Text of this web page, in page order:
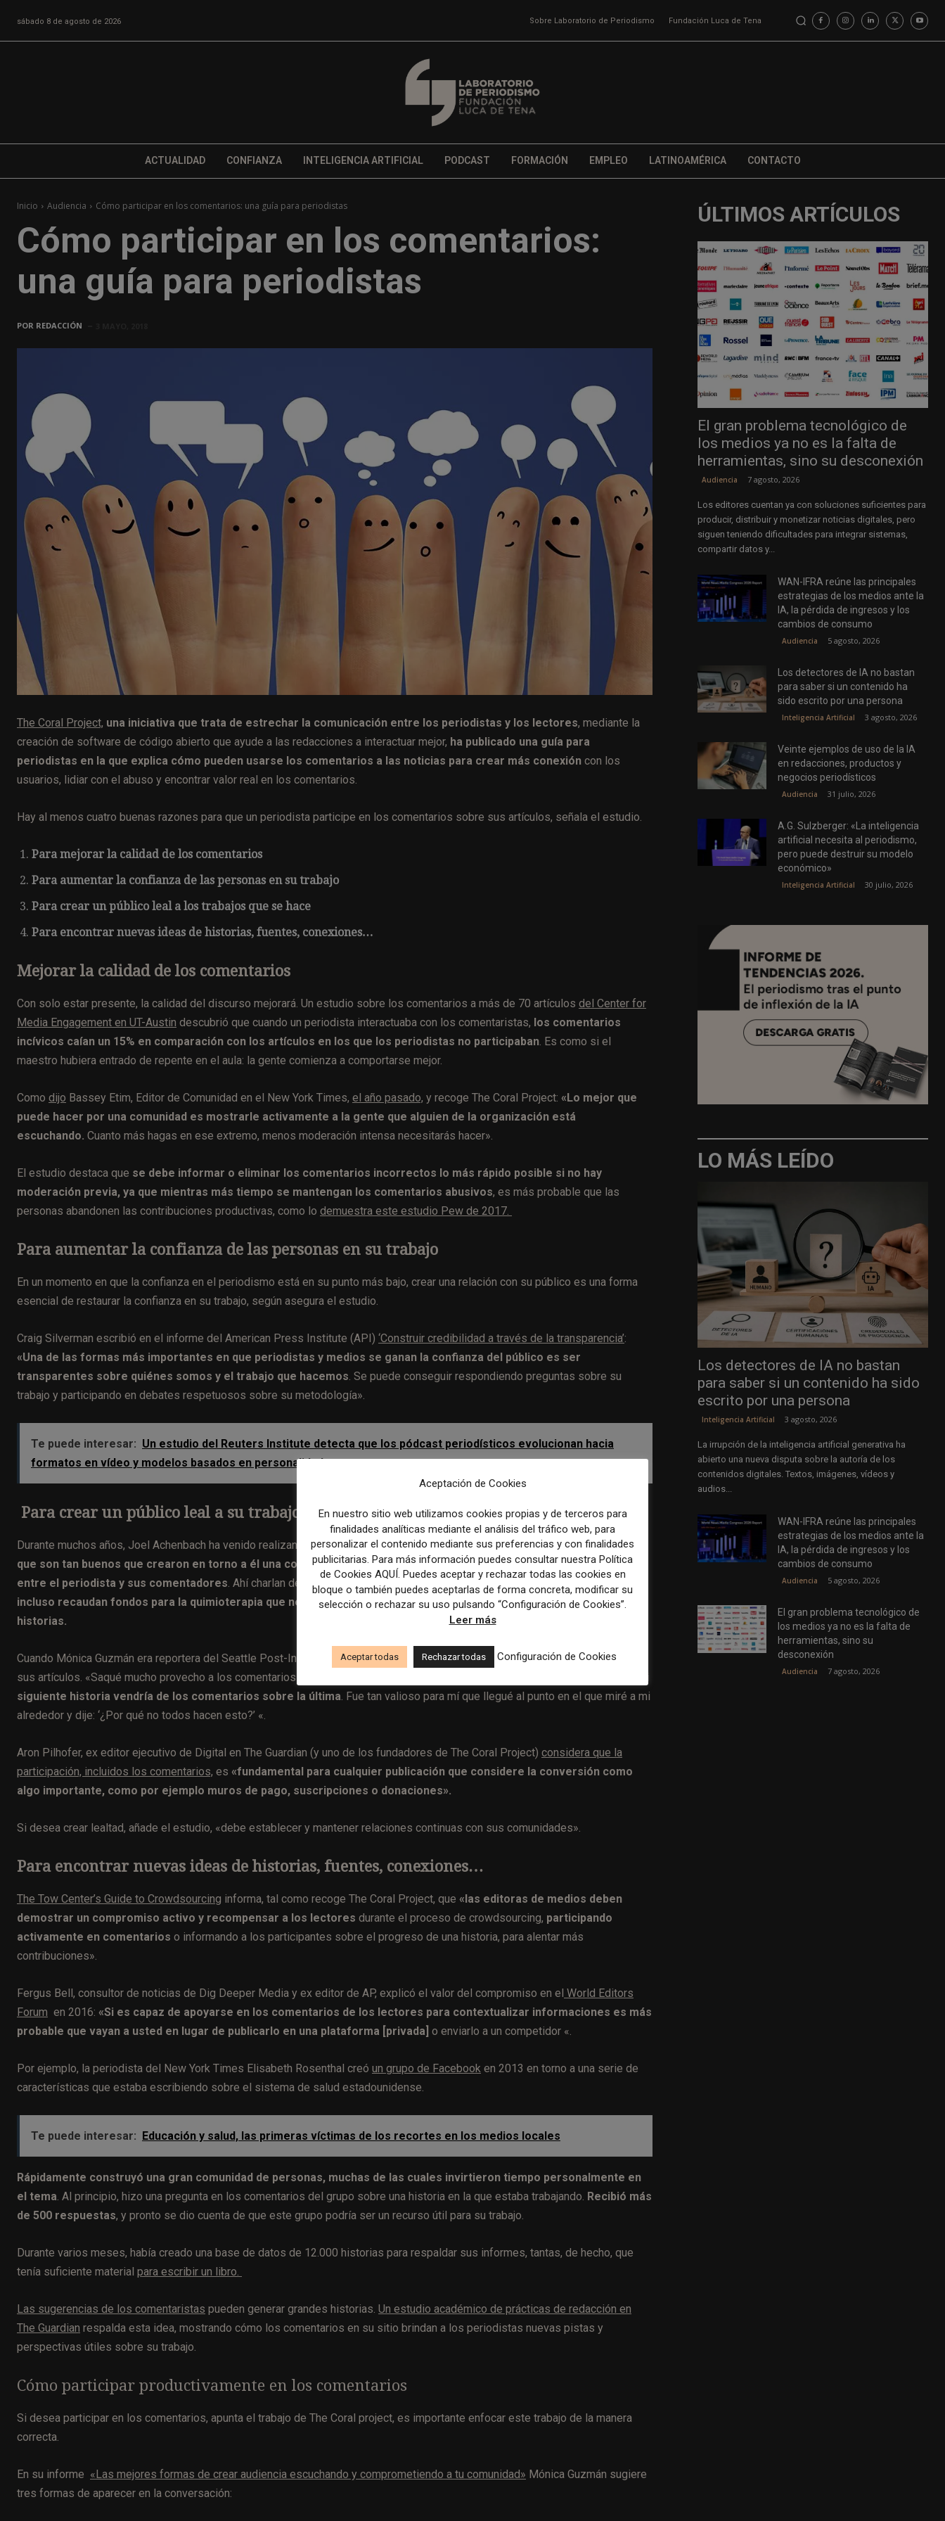
sábado 8 de agosto de 2026 Sobre Laboratorio de Periodismo Fundación Luca de Tena
ACTUALIDAD CONFIANZA INTELIGENCIA ARTIFICIAL PODCAST FORMACIÓN EMPLEO LATINOAMÉRICA CONTACTO
Inicio Audiencia Cómo participar en los comentarios: una guía para periodistas
Cómo participar en los comentarios:
una guía para periodistas
POR REDACCIÓN
The Coral Project, una iniciativa que trata de estrechar la comunicación entre los periodistas y los lectores, mediante la
creación de software de código abierto que ayude a las redacciones a interactuar mejor, ha publicado una guía para
periodistas en la que explica cómo pueden usarse los comentarios a las noticias para crear más conexión con los
usuarios, lidiar con el abuso y encontrar valor real en los comentarios.
Hay al menos cuatro buenas razones para que un periodista participe en los comentarios sobre sus artículos, señala el estudio.
Para mejorar la calidad de los comentarios
Para aumentar la confianza de las personas en su trabajo
Para crear un público leal a los trabajos que se hace
Para encontrar nuevas ideas de historias, fuentes, conexiones…
Mejorar la calidad de los comentarios
Con solo estar presente, la calidad del discurso mejorará. Un estudio sobre los comentarios a más de 70 artículos del Center for
Media Engagement en UT-Austin descubrió que cuando un periodista interactuaba con los comentaristas, los comentarios
incívicos caían un 15% en comparación con los artículos en los que los periodistas no participaban. Es como si el
maestro hubiera entrado de repente en el aula: la gente comienza a comportarse mejor.
Como dijo Bassey Etim, Editor de Comunidad en el New York Times, el año pasado, y recoge The Coral Project: «Lo mejor que
puede hacer por una comunidad es mostrarle activamente a la gente que alguien de la organización está
escuchando. Cuanto más hagas en ese extremo, menos moderación intensa necesitarás hacer».
El estudio destaca que se debe informar o eliminar los comentarios incorrectos lo más rápido posible si no hay
moderación previa, ya que mientras más tiempo se mantengan los comentarios abusivos, es más probable que las
personas abandonen las contribuciones productivas, como lo demuestra este estudio Pew de 2017.
Para aumentar la confianza de las personas en su trabajo
En un momento en que la confianza en el periodismo está en su punto más bajo, crear una relación con su público es una forma
esencial de restaurar la confianza en su trabajo, según asegura el estudio.
Craig Silverman escribió en el informe del American Press Institute (API) ‘Construir credibilidad a través de la transparencia’:
«Una de las formas más importantes en que periodistas y medios se ganan la confianza del público es ser
transparentes sobre quiénes somos y el trabajo que hacemos. Se puede conseguir respondiendo preguntas sobre su
trabajo y participando en debates respetuosos sobre su metodología».
Te puede interesar: Un estudio del Reuters Institute detecta que los pódcast periodísticos evolucionan hacia
formatos en vídeo y modelos basados en personalidades
Para crear un público leal a su trabajo
Durante muchos años, Joel Achenbach ha venido realizando una serie de comentarios sobre su trabajo en el Washington Post,
que son tan buenos que crearon en torno a él una comunidad que ha desembocado en reuniones frecuentes en bares
entre el periodista y sus comentadores. Ahí charlan de todo, al igual que ocurre en los comentarios a sus artículos,e
incluso recaudan fondos para la quimioterapia que necesita un comentarista, van a eventos y sugieren ideas para
historias.
Cuando Mónica Guzmán era reportera del Seattle Post-Intelligencer, pasó mucho tiempo conversando con comentarista, sobre
sus artículos. «Saqué mucho provecho a los comentarios», dijo Guzmán
La mitad de las veces mi
siguiente historia vendría de los comentarios sobre la última. Fue tan valioso para mí que llegué al punto en el que miré a mi
alrededor y dije: ‘¿Por qué no todos hacen esto?’ «.
Aron Pilhofer, ex editor ejecutivo de Digital en The Guardian (y uno de los fundadores de The Coral Project) considera que la
participación, incluidos los comentarios, es «fundamental para cualquier publicación que considere la conversión como
algo importante, como por ejemplo muros de pago, suscripciones o donaciones».
Si desea crear lealtad, añade el estudio, «debe establecer y mantener relaciones continuas con sus comunidades».
Para encontrar nuevas ideas de historias, fuentes, conexiones…
The Tow Center’s Guide to Crowdsourcing informa, tal como recoge The Coral Project, que «las editoras de medios deben
demostrar un compromiso activo y recompensar a los lectores durante el proceso de crowdsourcing, participando
activamente en comentarios o informando a los participantes sobre el progreso de una historia, para alentar más
contribuciones».
Fergus Bell, consultor de noticias de Dig Deeper Media y ex editor de AP, explicó el valor del compromiso en el World Editors
Forum en 2016: «Si es capaz de apoyarse en los comentarios de los lectores para contextualizar informaciones es más
probable que vayan a usted en lugar de publicarlo en una plataforma [privada] o enviarlo a un competidor «.
Por ejemplo, la periodista del New York Times Elisabeth Rosenthal creó un grupo de Facebook en 2013 en torno a una serie de
características que estaba escribiendo sobre el sistema de salud estadounidense.
Te puede interesar: Educación y salud, las primeras víctimas de los recortes en los medios locales
Rápidamente construyó una gran comunidad de personas, muchas de las cuales invirtieron tiempo personalmente en
el tema. Al principio, hizo una pregunta en los comentarios del grupo sobre una historia en la que estaba trabajando. Recibió más
de 500 respuestas, y pronto se dio cuenta de que este grupo podría ser un recurso útil para su trabajo.
Durante varios meses, había creado una base de datos de 12.000 historias para respaldar sus informes, tantas, de hecho, que
tenía suficiente material para escribir un libro.
Las sugerencias de los comentaristas pueden generar grandes historias. Un estudio académico de prácticas de redacción en
The Guardian respalda esta idea, mostrando cómo los comentarios en su sitio brindan a los periodistas nuevas pistas y
perspectivas útiles sobre su trabajo.
Cómo participar productivamente en los comentarios
Si desea participar en los comentarios, apunta el trabajo de The Coral project, es importante enfocar este trabajo de la manera
correcta.
En su informe «Las mejores formas de crear audiencia escuchando y comprometiendo a tu comunidad» Mónica Guzmán sugiere
tres formas de aparecer en la conversación:
ÚLTIMOS ARTÍCULOS
El gran problema tecnológico de
los medios ya no es la falta de
herramientas, sino su desconexión
Audiencia 7 agosto, 2026
Los editores cuentan ya con soluciones suficientes para
producir, distribuir y monetizar noticias digitales, pero
siguen teniendo dificultades para integrar sistemas,
compartir datos y...
WAN-IFRA reúne las principales
estrategias de los medios ante la
IA, la pérdida de ingresos y los
cambios de consumo
Audiencia 5 agosto, 2026
Los detectores de IA no bastan
para saber si un contenido ha
sido escrito por una persona
Inteligencia Artificial 3 agosto, 2026
Veinte ejemplos de uso de la IA
en redacciones, productos y
negocios periodísticos
Audiencia 31 julio, 2026
A.G. Sulzberger: «La inteligencia
artificial necesita al periodismo,
pero puede destruir su modelo
económico»
Inteligencia Artificial 30 julio, 2026
LO MÁS LEÍDO
Los detectores de IA no bastan
para saber si un contenido ha sido
escrito por una persona
Inteligencia Artificial 3 agosto, 2026
La irrupción de la inteligencia artificial generativa ha
abierto una nueva disputa sobre la autoría de los
contenidos digitales. Textos, imágenes, vídeos y
audios...
WAN-IFRA reúne las principales
estrategias de los medios ante la
IA, la pérdida de ingresos y los
cambios de consumo
Audiencia 5 agosto, 2026
El gran problema tecnológico de
los medios ya no es la falta de
herramientas, sino su
desconexión
Audiencia 7 agosto, 2026
Aceptación de Cookies
En nuestro sitio web utilizamos cookies propias y de terceros para
finalidades analíticas mediante el análisis del tráfico web, para
personalizar el contenido mediante sus preferencias y con finalidades
publicitarias. Para más información puedes consultar nuestra Política
de Cookies AQUÍ. Puedes aceptar y rechazar todas las cookies en
bloque o también puedes aceptarlas de forma concreta, modificar su
selección o rechazar su uso pulsando “Configuración de Cookies”.
Leer más
Aceptar todas Rechazar todas Configuración de Cookies